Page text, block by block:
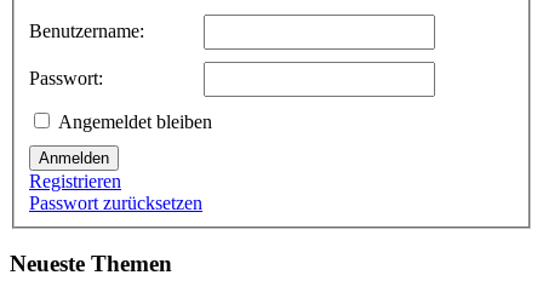
Benutzername:
Passwort:
Angemeldet bleiben
Anmelden
Registrieren
Passwort zurücksetzen
Neueste Themen